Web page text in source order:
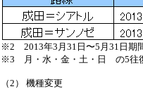
※2 2013年3月31日〜5月31日期
※3 月・水・金・土・日 の5往
（2） 機種変更